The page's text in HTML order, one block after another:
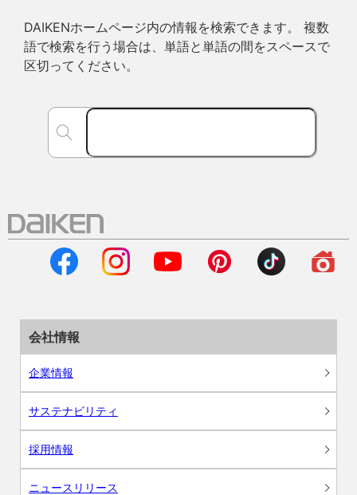
DAIKENホームページ内の情報を検索できます。 複数
語で検索を行う場合は、単語と単語の間をスペースで
区切ってください。
会社情報
企業情報
サステナビリティ
採用情報
ニュースリリース